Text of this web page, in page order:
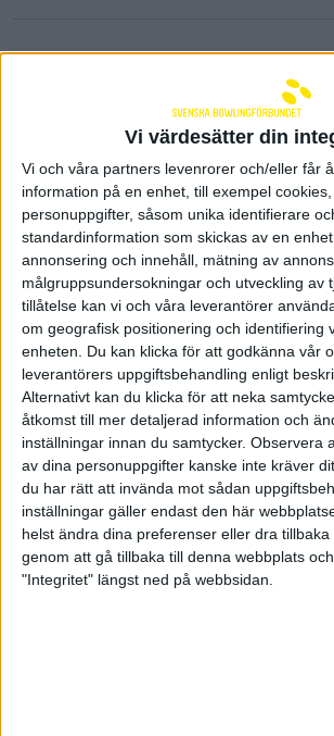
Vi värdesätter din
Vi och våra partners levenrorer och/eller får
information på en enhet, till exempel
personuppgifter, såsom unika identifierare
standardinformation som skickas av en
annonsering och innehåll, mätning av
målgruppsundersokningar och utveckling av
tillåtelse kan vi och våra leverantörer
om geografisk positionering och identifiering
enheten. Du kan klicka för att godkänna vår
leverantörers uppgiftsbehandling enligt
Alternativt kan du klicka för att neka
åtkomst till mer detaljerad information och
inställningar innan du samtycker. Observera
av dina personuppgifter kanske inte kräver
du har rätt att invända mot sådan
inställningar gäller endast den här
helst ändra dina preferenser eller dra
genom att gå tillbaka till denna webbplats
"Integritet" längst ned på webbsidan.
Hanna Engberg vann
elit-SM på damsidan
27 mars 2026 18:43